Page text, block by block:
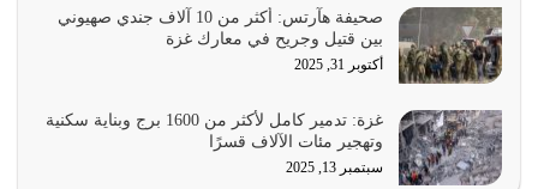
يوليو 26, 2026
أراد الله لهذه الأمة ان تكون خير امة أخرجت للناس بالنهوض
بالأمر بالمعروف والنهي عن…
يوليو 25, 2026
الدين الذي شرعه الله لا يجوز أن يخضع لآرائنا وأهوائنا
صحيفة هآرتس: أكثر من 10 آلاف جندي صهيوني
بين قتيل وجريح في معارك غزة
أكتوبر 31, 2025
غزة: تدمير كامل لأكثر من 1600 برج وبناية سكنية
وتهجير مئات الآلاف قسرًا
سبتمبر 13, 2025